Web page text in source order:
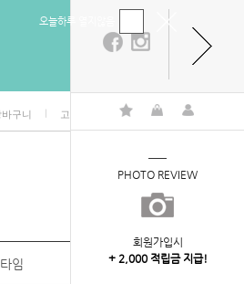
PHOTO REVIEW
회원가입시
+ 2,000 적립금 지급!
오늘하루 열지않음
바구니 고객센터 마이페이지
임 특판/대량구매